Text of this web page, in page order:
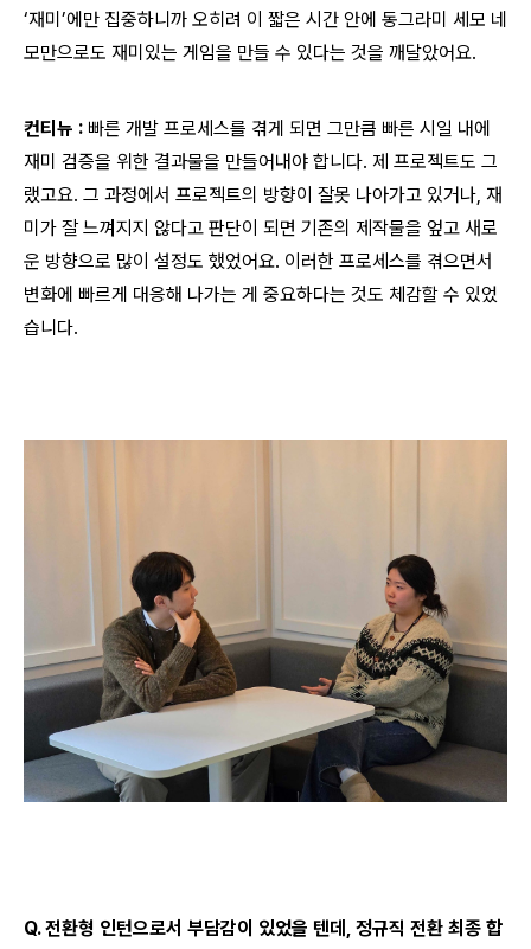
‘재미’에만 집중하니까 오히려 이 짧은 시간 안에 동그라미 세모 네
모만으로도 재미있는 게임을 만들 수 있다는 것을 깨달았어요.
컨티뉴 : 빠른 개발 프로세스를 겪게 되면 그만큼 빠른 시일 내에
재미 검증을 위한 결과물을 만들어내야 합니다. 제 프로젝트도 그
랬고요. 그 과정에서 프로젝트의 방향이 잘못 나아가고 있거나, 재
미가 잘 느껴지지 않다고 판단이 되면 기존의 제작물을 엎고 새로
운 방향으로 많이 설정도 했었어요. 이러한 프로세스를 겪으면서
변화에 빠르게 대응해 나가는 게 중요하다는 것도 체감할 수 있었
습니다.
Q. 전환형 인턴으로서 부담감이 있었을 텐데, 정규직 전환 최종 합